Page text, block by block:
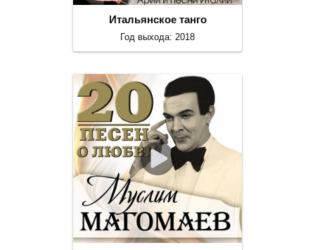
Итальянское танго
Год выхода: 2018